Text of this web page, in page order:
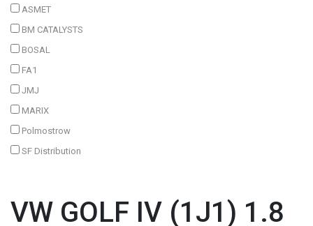
ASMET
BM CATALYSTS
BOSAL
FA1
JMJ
MARIX
Polmostrow
SF Distribution
VW GOLF IV (1J1) 1.8